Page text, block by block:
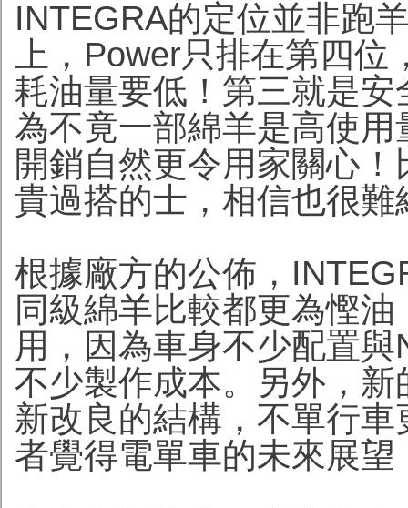
INTEGRA的定位並非跑
上，Power只排在第四
耗油量要低！第三就是
為不竟一部綿羊是高使
開銷自然更令用家關心
貴過搭的士，相信也很
根據廠方的公佈，
同級綿羊比較都更為慳
用，因為車身不少配置
不少製作成本。另外，
新改良的結構，不單行
者覺得電單車的未來展